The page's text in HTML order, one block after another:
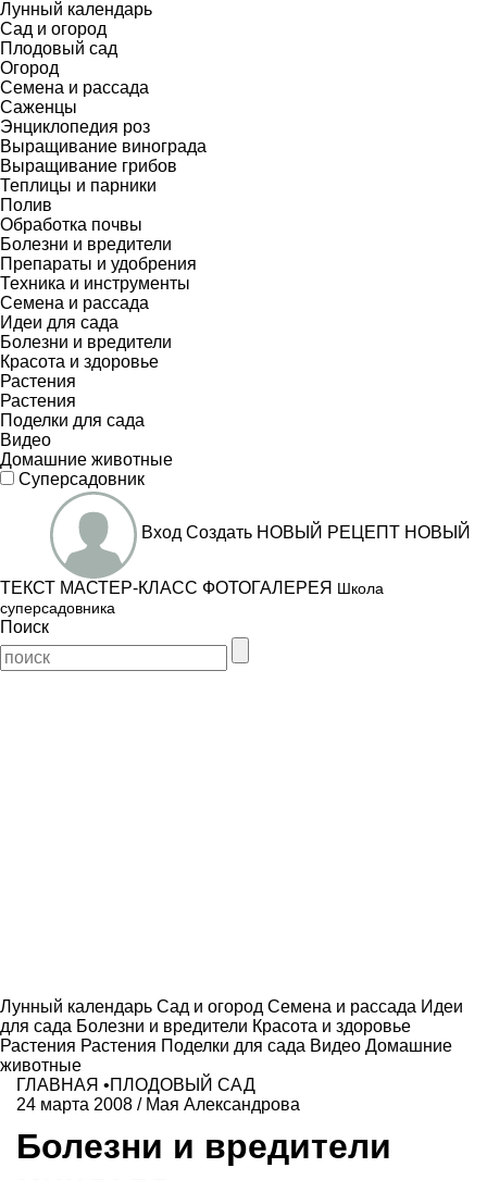
Лунный календарь
Сад и огород
Плодовый сад
Огород
Семена и рассада
Саженцы
Энциклопедия роз
Выращивание винограда
Выращивание грибов
Теплицы и парники
Полив
Обработка почвы
Болезни и вредители
Препараты и удобрения
Техника и инструменты
Семена и рассада
Идеи для сада
Болезни и вредители
Красота и здоровье
Растения
Растения
Поделки для сада
Видео
Домашние животные
Суперсадовник
Вход Создать НОВЫЙ РЕЦЕПТ НОВЫЙ
ТЕКСТ МАСТЕР-КЛАСС ФОТОГАЛЕРЕЯ Школа
суперсадовника
Поиск
Лунный календарь Сад и огород Семена и рассада Идеи
для сада Болезни и вредители Красота и здоровье
Растения Растения Поделки для сада Видео Домашние
животные
ГЛАВНАЯ •ПЛОДОВЫЙ САД
24 марта 2008 / Мая Александрова
Болезни и вредители